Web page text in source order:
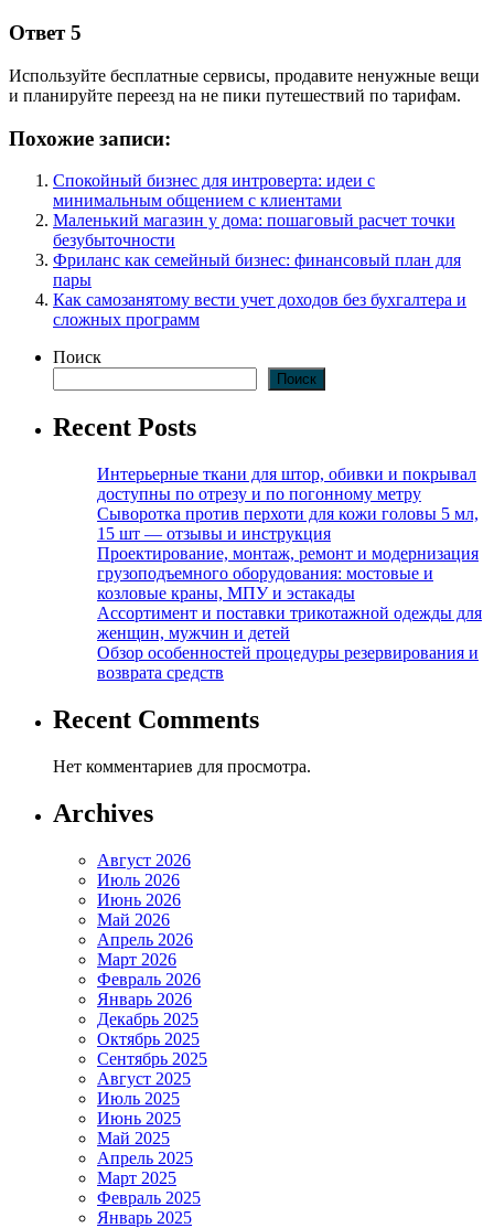
Ответ 5
Используйте бесплатные сервисы, продавите ненужные вещи
и планируйте переезд на не пики путешествий по тарифам.
Похожие записи:
Спокойный бизнес для интроверта: идеи с
минимальным общением с клиентами
Маленький магазин у дома: пошаговый расчет точки
безубыточности
Фриланс как семейный бизнес: финансовый план для
пары
Как самозанятому вести учет доходов без бухгалтера и
сложных программ
Поиск
Поиск
Recent Posts
Интерьерные ткани для штор, обивки и покрывал
доступны по отрезу и по погонному метру
Сыворотка против перхоти для кожи головы 5 мл,
15 шт — отзывы и инструкция
Проектирование, монтаж, ремонт и модернизация
грузоподъемного оборудования: мостовые и
козловые краны, МПУ и эстакады
Ассортимент и поставки трикотажной одежды для
женщин, мужчин и детей
Обзор особенностей процедуры резервирования и
возврата средств
Recent Comments
Нет комментариев для просмотра.
Archives
Август 2026
Июль 2026
Июнь 2026
Май 2026
Апрель 2026
Март 2026
Февраль 2026
Январь 2026
Декабрь 2025
Октябрь 2025
Сентябрь 2025
Август 2025
Июль 2025
Июнь 2025
Май 2025
Апрель 2025
Март 2025
Февраль 2025
Январь 2025